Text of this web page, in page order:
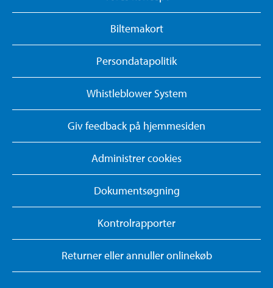
Biltemakort
Persondatapolitik
Whistleblower System
Giv feedback på hjemmesiden
Administrer cookies
Dokumentsøgning
Kontrolrapporter
Returner eller annuller onlinekøb